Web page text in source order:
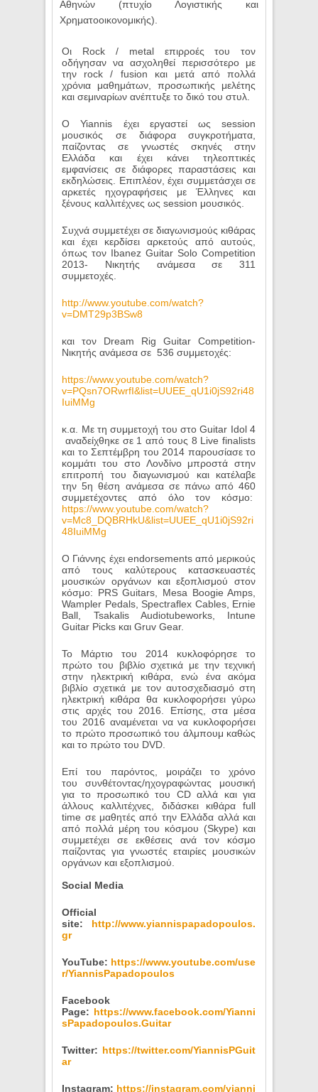
Αθηνών (πτυχίο Λογιστικής και
Χρηματοοικονομικής).
Οι Rock / metal επιρροές του τον
οδήγησαν να ασχοληθεί περισσότερο με
την rock / fusion και μετά από πολλά
χρόνια μαθημάτων, προσωπικής μελέτης
και σεμιναρίων ανέπτυξε το δικό του στυλ.
Ο Yiannis έχει εργαστεί ως session
μουσικός σε διάφορα συγκροτήματα,
παίζοντας σε γνωστές σκηνές στην
Ελλάδα και έχει κάνει τηλεοπτικές
εμφανίσεις σε διάφορες παραστάσεις και
εκδηλώσεις. Επιπλέον, έχει συμμετάσχει σε
αρκετές ηχογραφήσεις με Έλληνες και
ξένους καλλιτέχνες ως session μουσικός.
Συχνά συμμετέχει σε διαγωνισμούς κιθάρας
και έχει κερδίσει αρκετούς από αυτούς,
όπως τον Ibanez Guitar Solo Competition
2013- Νικητής ανάμεσα σε 311
συμμετοχές.
http://www.youtube.com/watch?
v=DMT29p3BSw8
και τον Dream Rig Guitar Competition-
Νικητής ανάμεσα σε 536 συμμετοχές:
https://www.youtube.com/watch?
v=PQsn7ORwrfI&list=UUEE_qU1i0jS92ri48
IuiMMg
κ.α. Με τη συμμετοχή του στο Guitar Idol 4
αναδείχθηκε σε 1 από τους 8 Live finalists
και το Σεπτέμβρη του 2014 παρουσίασε το
κομμάτι του στο Λονδίνο μπροστά στην
επιτροπή του διαγωνισμού και κατέλαβε
την 5η θέση ανάμεσα σε πάνω από 460
συμμετέχοντες από όλο τον κόσμο:
https://www.youtube.com/watch?
v=Mc8_DQBRHkU&list=UUEE_qU1i0jS92ri
48IuiMMg
Ο Γιάννης έχει endorsements από μερικούς
από τους καλύτερους κατασκευαστές
μουσικών οργάνων και εξοπλισμού στον
κόσμο: PRS Guitars, Mesa Boogie Amps,
Wampler Pedals, Spectraflex Cables, Ernie
Ball, Tsakalis Audiotubeworks, Intune
Guitar Picks και Gruv Gear.
Το Μάρτιο του 2014 κυκλοφόρησε το
πρώτο του βιβλίο σχετικά με την τεχνική
στην ηλεκτρική κιθάρα, ενώ ένα ακόμα
βιβλίο σχετικά με τον αυτοσχεδιασμό στη
ηλεκτρική κιθάρα θα κυκλοφορήσει γύρω
στις αρχές του 2016. Επίσης, στα μέσα
του 2016 αναμένεται να να κυκλοφορήσει
το πρώτο προσωπικό του άλμπουμ καθώς
και το πρώτο του DVD.
Επί του παρόντος, μοιράζει το χρόνο
του συνθέτοντας/ηχογραφώντας μουσική
για το προσωπικό του CD αλλά και για
άλλους καλλιτέχνες, διδάσκει κιθάρα full
time σε μαθητές από την Ελλάδα αλλά και
από πολλά μέρη του κόσμου (Skype) και
συμμετέχει σε εκθέσεις ανά τον κόσμο
παίζοντας για γνωστές εταιρίες μουσικών
οργάνων και εξοπλισμού.
Social Media
Official
site: http://www.yiannispapadopoulos.
gr
YouTube: https://www.youtube.com/use
r/YiannisPapadopoulos
Facebook
Page: https://www.facebook.com/Yianni
sPapadopoulos.Guitar
Twitter: https://twitter.com/YiannisPGuit
ar
Instagram: https://instagram.com/yianni